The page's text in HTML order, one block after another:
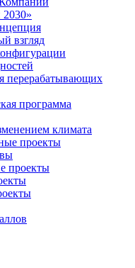
взгляд
перерабатывающих
программа
климата
проекты
проекты